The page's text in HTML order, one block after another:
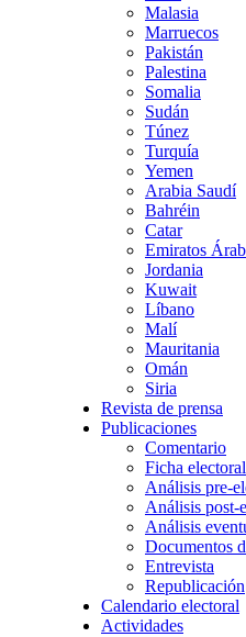
Malasia
Marruecos
Pakistán
Palestina
Somalia
Sudán
Túnez
Turquía
Yemen
Arabia Saudí
Bahréin
Catar
Emiratos
Jordania
Kuwait
Líbano
Malí
Mauritania
Omán
Siria
Revista de prensa
Publicaciones
Comentario
Ficha electoral
Análisis pre-
Análisis post-
Análisis
Documentos
Entrevista
Republicación
Calendario electoral
Actividades